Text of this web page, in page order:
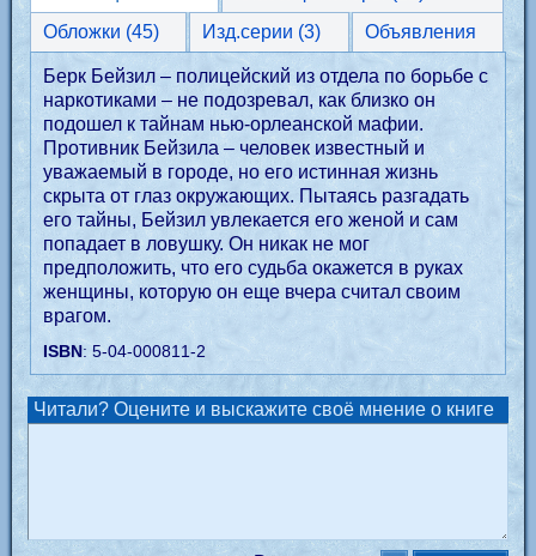
Обложки (45)
Изд.серии (3) Объявления
Берк Бейзил – полицейский из отдела по борьбе с
наркотиками – не подозревал, как близко он
подошел к тайнам нью-орлеанской мафии.
Противник Бейзила – человек известный и
уважаемый в городе, но его истинная жизнь
скрыта от глаз окружающих. Пытаясь разгадать
его тайны, Бейзил увлекается его женой и сам
попадает в ловушку. Он никак не мог
предположить, что его судьба окажется в руках
женщины, которую он еще вчера считал своим
врагом.
ISBN: 5-04-000811-2
Читали? Оцените и выскажите своё мнение о книге